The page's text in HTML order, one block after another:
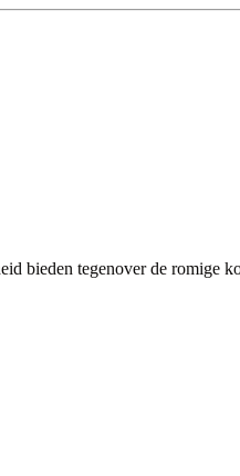
bieden tegenover de romige